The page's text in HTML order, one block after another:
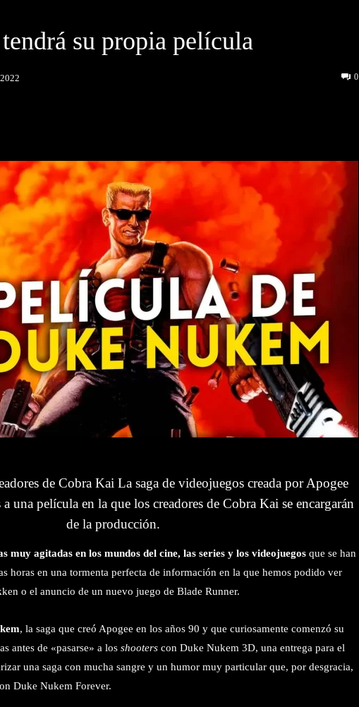
su propia película
0
de Cobra Kai La saga de videojuegos creada por Apogee
una película en la que los creadores de Cobra Kai se encargarán
de la producción.
muy agitadas en los mundos del cine, las series y los videojuegos que se han
horas en una tormenta perfecta de información en la que hemos podido ver
o el anuncio de un nuevo juego de Blade Runner.
, la saga que creó Apogee en los años 90 y que curiosamente comenzó su
antes de «pasarse» a los shooters con Duke Nukem 3D, una entrega para el
una saga con mucha sangre y un humor muy particular que, por desgracia,
Duke Nukem Forever.